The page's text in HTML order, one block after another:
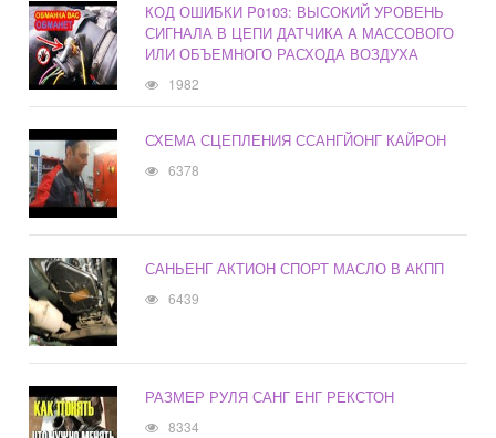
КОД ОШИБКИ P0103: ВЫСОКИЙ УРОВЕНЬ
СИГНАЛА В ЦЕПИ ДАТЧИКА A МАССОВОГО
ИЛИ ОБЪЕМНОГО РАСХОДА ВОЗДУХА
1982
СХЕМА СЦЕПЛЕНИЯ ССАНГЙОНГ КАЙРОН
6378
САНЬЕНГ АКТИОН СПОРТ МАСЛО В АКПП
6439
РАЗМЕР РУЛЯ САНГ ЕНГ РЕКСТОН
8334